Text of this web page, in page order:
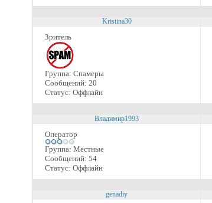
Kristina30
Зритель
Группа: Спамеры
Сообщений: 20
Статус: Оффлайн
Владимир1993
Оператор
Группа: Местные
Сообщений: 54
Статус: Оффлайн
genadiy